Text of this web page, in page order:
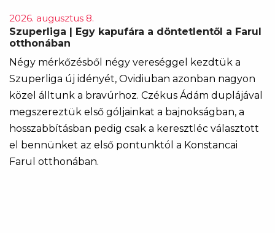
2026. augusztus 8.
Szuperliga | Egy kapufára a döntetlentől a Farul
otthonában
Négy mérkőzésből négy vereséggel kezdtük a
Szuperliga új idényét, Ovidiuban azonban nagyon
közel álltunk a bravúrhoz. Czékus Ádám duplájával
megszereztük első góljainkat a bajnokságban, a
hosszabbításban pedig csak a keresztléc választott
el bennünket az első pontunktól a Konstancai
Farul otthonában.